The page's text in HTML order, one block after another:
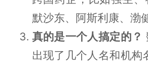
默沙东、阿斯利康、渤
真的是一个人搞定的？
出现了几个人名和机构